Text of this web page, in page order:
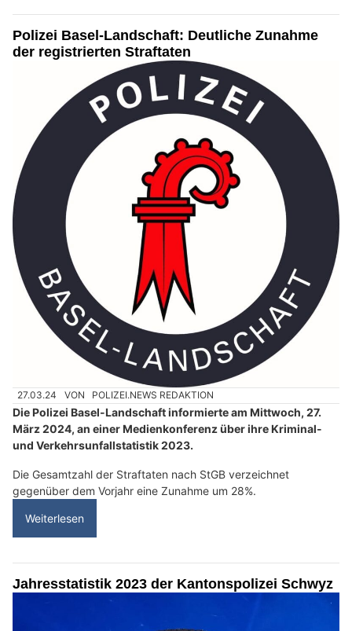
Polizei Basel-Landschaft: Deutliche Zunahme
der registrierten Straftaten
27.03.24 VON POLIZEI.NEWS REDAKTION
Die Polizei Basel-Landschaft informierte am Mittwoch, 27.
März 2024, an einer Medienkonferenz über ihre Kriminal-
und Verkehrsunfallstatistik 2023.
Die Gesamtzahl der Straftaten nach StGB verzeichnet
gegenüber dem Vorjahr eine Zunahme um 28%.
Weiterlesen
Jahresstatistik 2023 der Kantonspolizei Schwyz